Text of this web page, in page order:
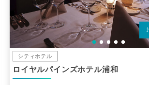
シティホテル
ロイヤルパインズホテル浦和